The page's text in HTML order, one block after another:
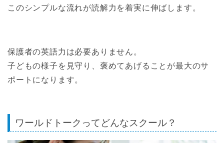
このシンプルな流れが読解力を着実に伸ばします。
保護者の英語力は必要ありません。
子どもの様子を見守り、褒めてあげることが最大のサ
ポートになります。
ワールドトークってどんなスクール？